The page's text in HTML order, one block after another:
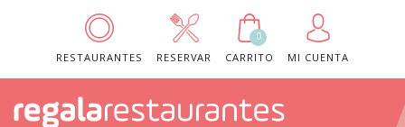
RESTAURANTES RESERVAR
0
CARRITO
MI CUENTA